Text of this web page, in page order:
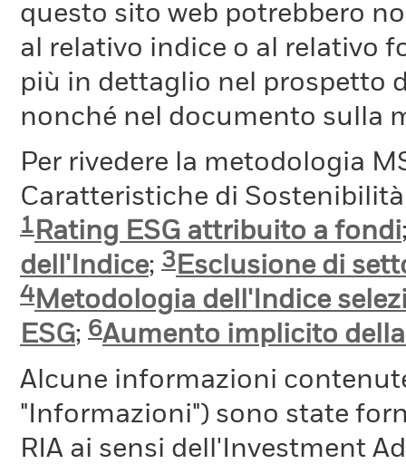
questo sito web potrebbero
al relativo indice o al relativo
più in dettaglio nel prospetto
nonché nel documento sulla
Per rivedere la metodologia
Caratteristiche di
1Rating ESG attribuito a fondi
dell'Indice; 3Esclusione di
4Metodologia dell'Indice
ESG; 6Aumento implicito
Alcune informazioni
"Informazioni") sono state
RIA ai sensi dell'Investment